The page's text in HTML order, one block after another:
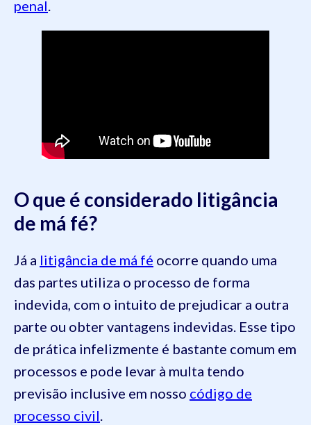
penal
O que é considerado litigância
de má fé?
Já a litigância de má fé ocorre quando uma
das partes utiliza o processo de forma
indevida, com o intuito de prejudicar a outra
parte ou obter vantagens indevidas. Esse tipo
de prática infelizmente é bastante comum em
processos e pode levar à multa tendo
previsão inclusive em nosso código de
processo civil.